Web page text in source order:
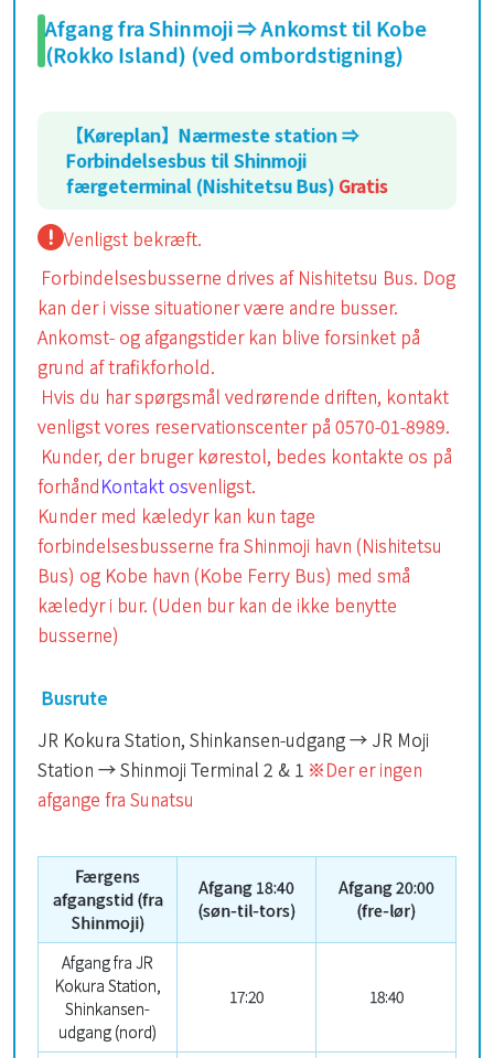
Afgang fra Shinmoji ⇒ Ankomst til Kobe
(Rokko Island) (ved ombordstigning)
【Køreplan】Nærmeste station ⇒
Forbindelsesbus til Shinmoji
færgeterminal (Nishitetsu Bus) Gratis
Venligst bekræft.
Forbindelsesbusserne drives af Nishitetsu Bus. Dog
kan der i visse situationer være andre busser.
Ankomst- og afgangstider kan blive forsinket på
grund af trafikforhold.
Hvis du har spørgsmål vedrørende driften, kontakt
venligst vores reservationscenter på 0570-01-8989.
Kunder, der bruger kørestol, bedes kontakte os på
forhåndKontakt osvenligst.
Kunder med kæledyr kan kun tage
forbindelsesbusserne fra Shinmoji havn (Nishitetsu
Bus) og Kobe havn (Kobe Ferry Bus) med små
kæledyr i bur. (Uden bur kan de ikke benytte
busserne)
Busrute
JR Kokura Station, Shinkansen-udgang → JR Moji
Station → Shinmoji Terminal 2 & 1 ※Der er ingen
afgange fra Sunatsu
Færgens
afgangstid (fra
Shinmoji)
Afgang 18:40
(søn-til-tors)
Afgang 20:00
(fre-lør)
Afgang fra JR
Kokura Station,
Shinkansen-
udgang (nord)
17:20 18:40